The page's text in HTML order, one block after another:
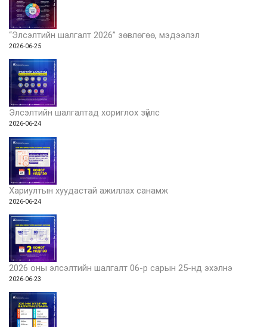
“Элсэлтийн шалгалт 2026” зөвлөгөө, мэдээлэл
2026-06-25
Элсэлтийн шалгалтад хориглох зүйлс
2026-06-24
Хариултын хуудастай ажиллах санамж
2026-06-24
2026 оны элсэлтийн шалгалт 06-р сарын 25-нд эхэлнэ
2026-06-23